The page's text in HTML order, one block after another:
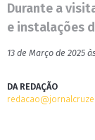
Durante a
e instalações
13 de Março de 2025
DA REDAÇÃO